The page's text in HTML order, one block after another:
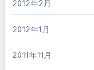
2012年2月
2012年1月
2011年11月